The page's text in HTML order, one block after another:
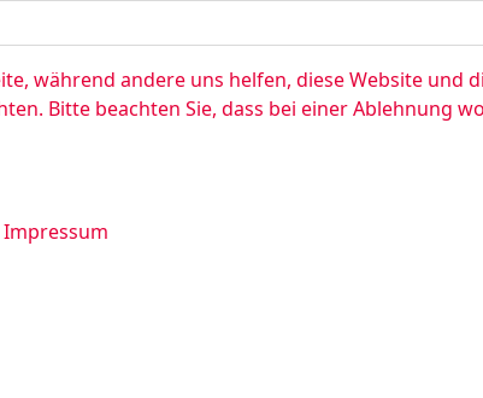
während andere uns helfen, diese Website und
Bitte beachten Sie, dass bei einer Ablehnung
Impressum